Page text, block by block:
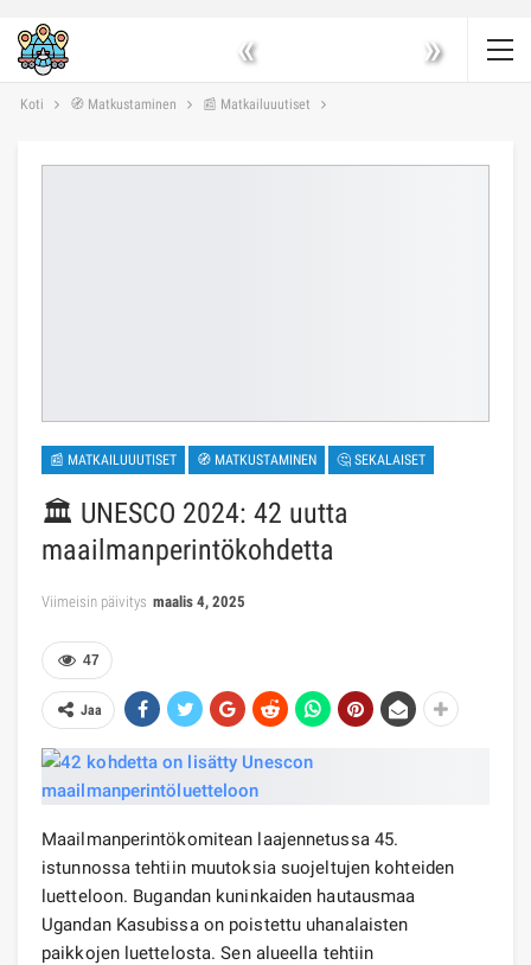
« »
Koti 🧭 Matkustaminen 📰 Matkailuuutiset
📰 MATKAILUUUTISET 🧭 MATKUSTAMINEN 🤔 SEKALAISET
🏛️ UNESCO 2024: 42 uutta
maailmanperintökohdetta
Viimeisin päivitys maalis 4, 2025
47
Jaa
Maailmanperintökomitean laajennetussa 45.
istunnossa tehtiin muutoksia suojeltujen kohteiden
luetteloon. Bugandan kuninkaiden hautausmaa
Ugandan Kasubissa on poistettu uhanalaisten
paikkojen luettelosta. Sen alueella tehtiin